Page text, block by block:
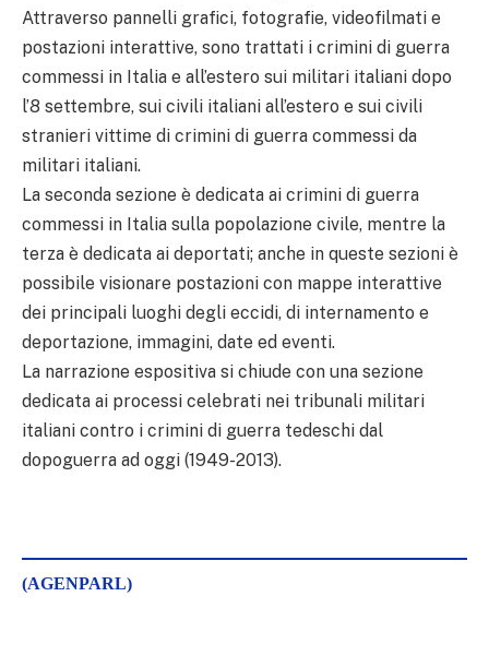
Attraverso pannelli grafici, fotografie, videofilmati e
postazioni interattive, sono trattati i crimini di guerra
commessi in Italia e all’estero sui militari italiani dopo
l’8 settembre, sui civili italiani all’estero e sui civili
stranieri vittime di crimini di guerra commessi da
militari italiani.
La seconda sezione è dedicata ai crimini di guerra
commessi in Italia sulla popolazione civile, mentre la
terza è dedicata ai deportati; anche in queste sezioni è
possibile visionare postazioni con mappe interattive
dei principali luoghi degli eccidi, di internamento e
deportazione, immagini, date ed eventi.
La narrazione espositiva si chiude con una sezione
dedicata ai processi celebrati nei tribunali militari
italiani contro i crimini di guerra tedeschi dal
dopoguerra ad oggi (1949-2013).
(AGENPARL)